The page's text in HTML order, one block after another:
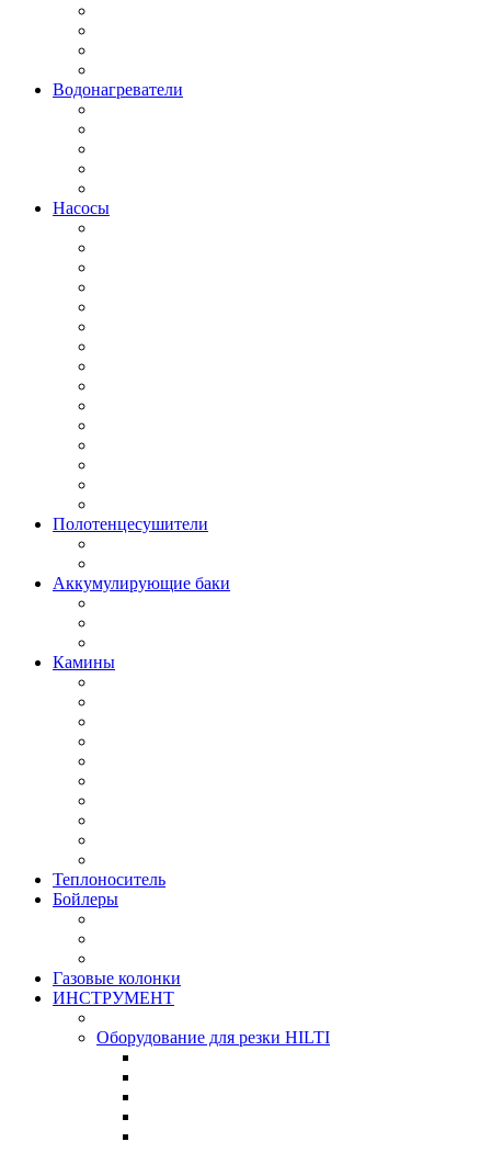
Водонагреватели
Насосы
Полотенцесушители
Аккумулирующие баки
Камины
Теплоноситель
Бойлеры
Газовые колонки
ИНСТРУМЕНТ
Оборудование для резки HILTI